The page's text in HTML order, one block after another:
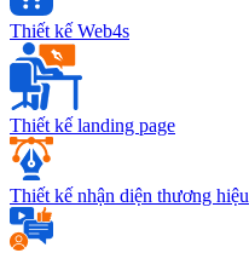
Thiết kế Web4s
Thiết kế landing page
Thiết kế nhận diện thương hiệu